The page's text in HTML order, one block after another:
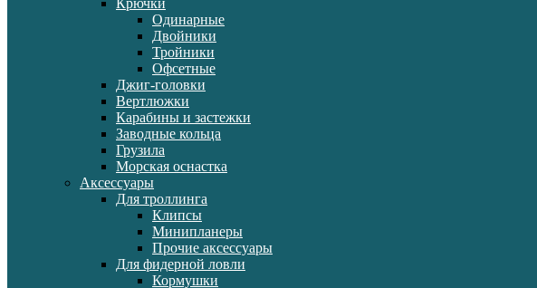
Крючки
Одинарные
Двойники
Тройники
Офсетные
Джиг-головки
Вертлюжки
Карабины и застежки
Заводные кольца
Грузила
Морская оснастка
Аксессуары
Для троллинга
Клипсы
Минипланеры
Прочие аксессуары
Для фидерной ловли
Кормушки